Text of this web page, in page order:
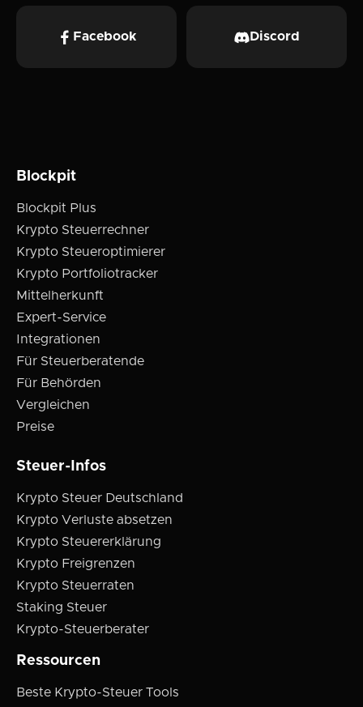
Facebook Discord
Blockpit
Blockpit Plus
Krypto Steuerrechner
Krypto Steueroptimierer
Krypto Portfoliotracker
Mittelherkunft
Expert-Service
Integrationen
Für Steuerberatende
Für Behörden
Vergleichen
Preise
Steuer-Infos
Krypto Steuer Deutschland
Krypto Verluste absetzen
Krypto Steuererklärung
Krypto Freigrenzen
Krypto Steuerraten
Staking Steuer
Krypto-Steuerberater
Ressourcen
Beste Krypto-Steuer Tools